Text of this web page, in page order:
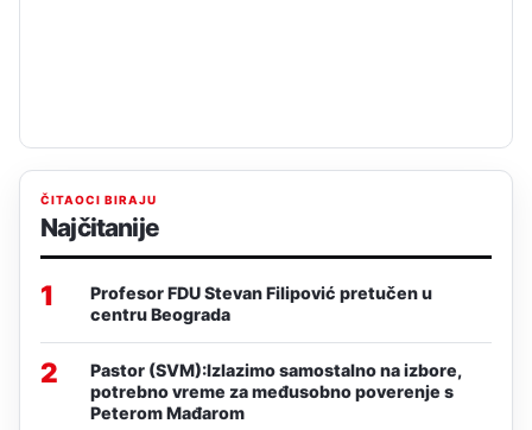
ČITAOCI BIRAJU
Najčitanije
1
Profesor FDU Stevan Filipović pretučen u
centru Beograda
2
Pastor (SVM):Izlazimo samostalno na izbore,
potrebno vreme za međusobno poverenje s
Peterom Mađarom